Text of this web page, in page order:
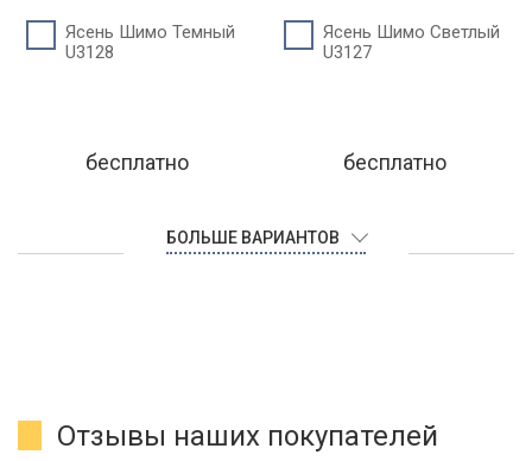
Ясень Шимо Темный
U3128
бесплатно
Ясень Шимо Светлый
U3127
бесплатно
БОЛЬШЕ ВАРИАНТОВ
Отзывы наших покупателей